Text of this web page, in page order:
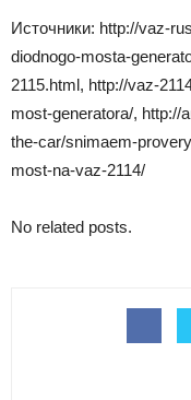
Источники: http://vaz-
diodnogo-mosta-
2115.html, http://vaz-
most-generatora/, http://
the-car/snimaem-
most-na-vaz-2114/
No related posts.